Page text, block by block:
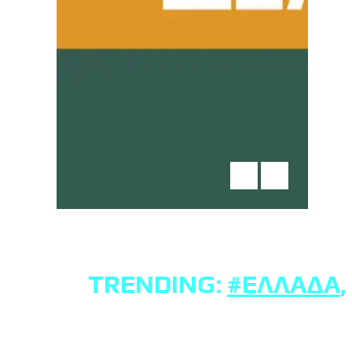
TRENDING: #ΕΛΛΆΔΑ,